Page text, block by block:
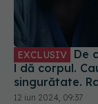
EXCLUSIV
l dă corpul.
singurătate.
singurătatea
12 iun 2024, 09:37